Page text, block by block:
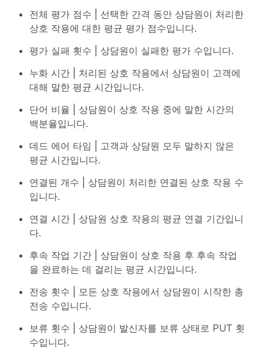
전체 평가 점수 | 선택한 간격 동안 상담원이 처리한
상호 작용에 대한 평균 평가 점수입니다.
평가 실패 횟수 | 상담원이 실패한 평가 수입니다.
누화 시간 | 처리된 상호 작용에서 상담원이 고객에
대해 말한 평균 시간입니다.
단어 비율 | 상담원이 상호 작용 중에 말한 시간의
백분율입니다.
데드 에어 타임 | 고객과 상담원 모두 말하지 않은
평균 시간입니다.
연결된 개수 | 상담원이 처리한 연결된 상호 작용 수
입니다.
연결 시간 | 상담원 상호 작용의 평균 연결 기간입니
다.
후속 작업 기간 | 상담원이 상호 작용 후 후속 작업
을 완료하는 데 걸리는 평균 시간입니다.
전송 횟수 | 모든 상호 작용에서 상담원이 시작한 총
전송 수입니다.
보류 횟수 | 상담원이 발신자를 보류 상태로 PUT 횟
수입니다.